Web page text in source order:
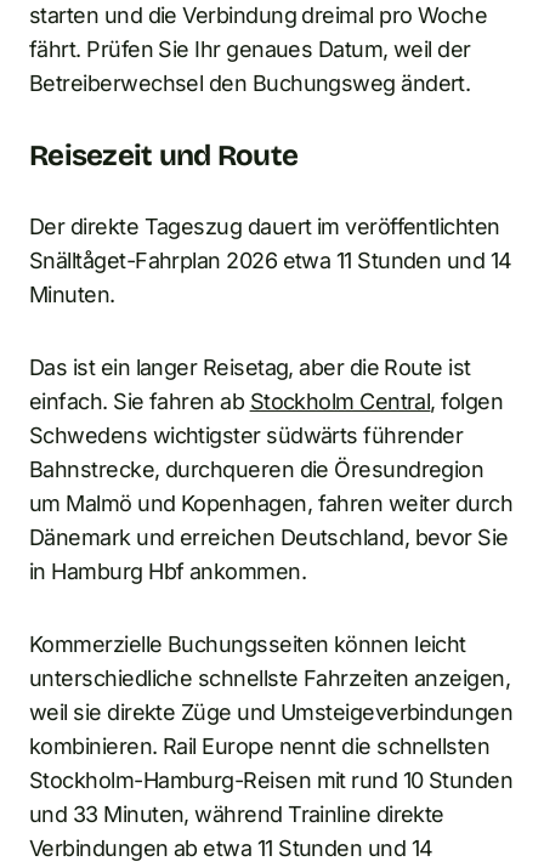
starten und die Verbindung dreimal pro Woche
fährt. Prüfen Sie Ihr genaues Datum, weil der
Betreiberwechsel den Buchungsweg ändert.
Reisezeit und Route
Der direkte Tageszug dauert im veröffentlichten
Snälltåget-Fahrplan 2026 etwa 11 Stunden und 14
Minuten.
Das ist ein langer Reisetag, aber die Route ist
einfach. Sie fahren ab Stockholm Central, folgen
Schwedens wichtigster südwärts führender
Bahnstrecke, durchqueren die Öresundregion
um Malmö und Kopenhagen, fahren weiter durch
Dänemark und erreichen Deutschland, bevor Sie
in Hamburg Hbf ankommen.
Kommerzielle Buchungsseiten können leicht
unterschiedliche schnellste Fahrzeiten anzeigen,
weil sie direkte Züge und Umsteigeverbindungen
kombinieren. Rail Europe nennt die schnellsten
Stockholm-Hamburg-Reisen mit rund 10 Stunden
und 33 Minuten, während Trainline direkte
Verbindungen ab etwa 11 Stunden und 14